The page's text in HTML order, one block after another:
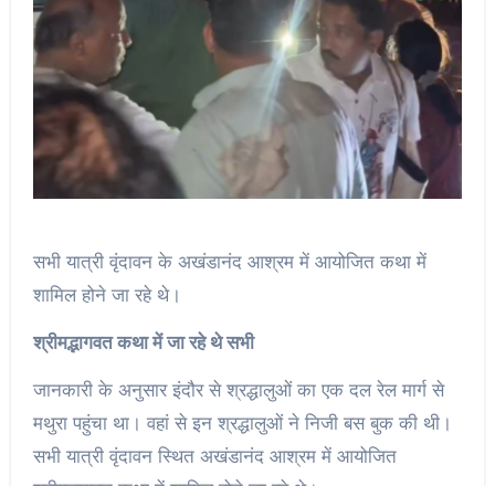
सभी यात्री वृंदावन के अखंडानंद आश्रम में आयोजित कथा में
शामिल होने जा रहे थे।
श्रीमद्भागवत कथा में जा रहे थे सभी
जानकारी के अनुसार इंदौर से श्रद्धालुओं का एक दल रेल मार्ग से
मथुरा पहुंचा था। वहां से इन श्रद्धालुओं ने निजी बस बुक की थी।
सभी यात्री वृंदावन स्थित अखंडानंद आश्रम में आयोजित